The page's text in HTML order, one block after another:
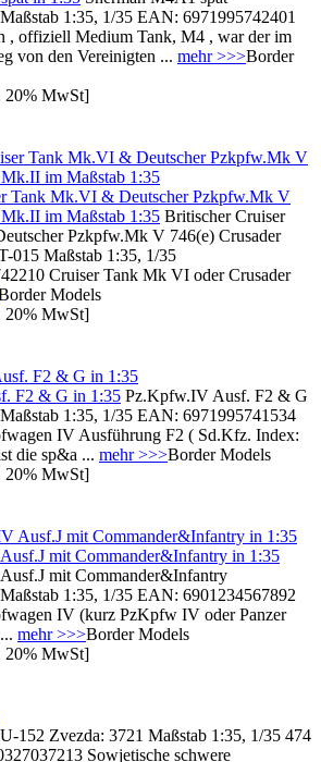
1:35, 1/35 EAN: 6971995742401
, offiziell Medium Tank, M4 , war der im
von den Vereinigten ... mehr >>>Border
20% MwSt]
Tank Mk.VI & Deutscher Pzkpfw.Mk V
im Maßstab 1:35 Britischer Cruiser
Pzkpfw.Mk V 746(e) Crusader
015 Maßstab 1:35, 1/35
Cruiser Tank Mk VI oder Crusader
Models
20% MwSt]
F2 & G in 1:35 Pz.Kpfw.IV Ausf. F2 & G
1:35, 1/35 EAN: 6971995741534
IV Ausführung F2 ( Sd.Kfz. Index:
die sp&a ... mehr >>>Border Models
20% MwSt]
mit Commander&Infantry in 1:35
mit Commander&Infantry
1:35, 1/35 EAN: 6901234567892
IV (kurz PzKpfw IV oder Panzer
mehr >>>Border Models
20% MwSt]
152 Zvezda: 3721 Maßstab 1:35, 1/35 474
Sowjetische schwere